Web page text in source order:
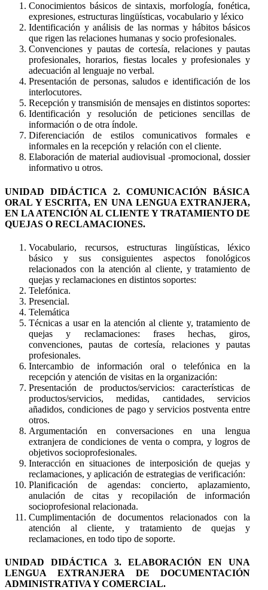
Conocimientos básicos de sintaxis, morfología, fonética,
expresiones, estructuras lingüísticas, vocabulario y léxico
Identificación y análisis de las normas y hábitos básicos
que rigen las relaciones humanas y socio profesionales.
Convenciones y pautas de cortesía, relaciones y pautas
profesionales, horarios, fiestas locales y profesionales y
adecuación al lenguaje no verbal.
Presentación de personas, saludos e identificación de los
interlocutores.
Recepción y transmisión de mensajes en distintos soportes:
Identificación y resolución de peticiones sencillas de
información o de otra índole.
Diferenciación de estilos comunicativos formales e
informales en la recepción y relación con el cliente.
Elaboración de material audiovisual -promocional, dossier
informativo u otros.
UNIDAD DIDÁCTICA 2. COMUNICACIÓN BÁSICA
ORAL Y ESCRITA, EN UNA LENGUA EXTRANJERA,
EN LA ATENCIÓN AL CLIENTE Y TRATAMIENTO DE
QUEJAS O RECLAMACIONES.
Vocabulario, recursos, estructuras lingüísticas, léxico
básico y sus consiguientes aspectos fonológicos
relacionados con la atención al cliente, y tratamiento de
quejas y reclamaciones en distintos soportes:
Telefónica.
Presencial.
Telemática
Técnicas a usar en la atención al cliente y, tratamiento de
quejas y reclamaciones: frases hechas, giros,
convenciones, pautas de cortesía, relaciones y pautas
profesionales.
Intercambio de información oral o telefónica en la
recepción y atención de visitas en la organización:
Presentación de productos/servicios: características de
productos/servicios, medidas, cantidades, servicios
añadidos, condiciones de pago y servicios postventa entre
otros.
Argumentación en conversaciones en una lengua
extranjera de condiciones de venta o compra, y logros de
objetivos socioprofesionales.
Interacción en situaciones de interposición de quejas y
reclamaciones, y aplicación de estrategias de verificación:
Planificación de agendas: concierto, aplazamiento,
anulación de citas y recopilación de información
socioprofesional relacionada.
Cumplimentación de documentos relacionados con la
atención al cliente, y tratamiento de quejas y
reclamaciones, en todo tipo de soporte.
UNIDAD DIDÁCTICA 3. ELABORACIÓN EN UNA
LENGUA EXTRANJERA DE DOCUMENTACIÓN
ADMINISTRATIVA Y COMERCIAL.